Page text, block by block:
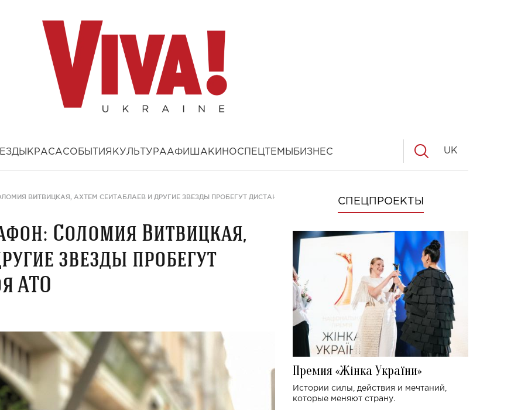
КРАСАСОБЫТИЯ КУЛЬТУРААФИША КИНОСПЕЦТЕМЫ БИЗНЕС UK
ВИТВИЦКАЯ, АХТЕМ СЕИТАБЛАЕВ И ДРУГИЕ ЗВЕЗДЫ ПРОБЕГУТ ДИСТАНЦИЮ РАДИ ГЕРОЯ АТО
Соломия Витвицкая,
звезды пробегут
АТО
СПЕЦПРОЕКТЫ
Премия «Жінка України»
Истории силы, действия и мечтаний,
которые меняют страну.